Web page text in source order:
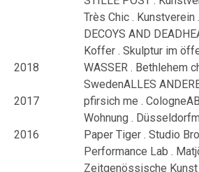
Très Chic .
DECOYS AND
Koffer . Skulptur im
2018
WASSER . Bethlehem
SwedenALLES
2017
pfirsich me .
Wohnung .
2016
Paper Tiger . Studio
Performance Lab .
Zeitgenössische Kunst